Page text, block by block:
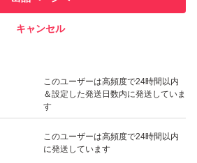
このユーザーは高頻度で24時間以内
＆設定した発送日数内に発送していま
す
このユーザーは高頻度で24時間以内
に発送しています
キャンセル
いいね！
4,980